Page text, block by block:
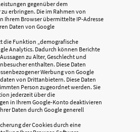
gegenüber dem
erbringen. Die im Rahmen von
Ihrem Browser übermittelte IP-Adresse
Daten von Google
die Funktion „demografische
Analytics. Dadurch können Berichte
zu Alter, Geschlecht und
enthalten. Diese Daten
Werbung von Google
von Drittanbietern. Diese Daten
Person zugeordnet werden. Sie
jederzeit über die
in Ihrem Google-Konto deaktivieren
Daten durch Google generell
der Cookies durch eine